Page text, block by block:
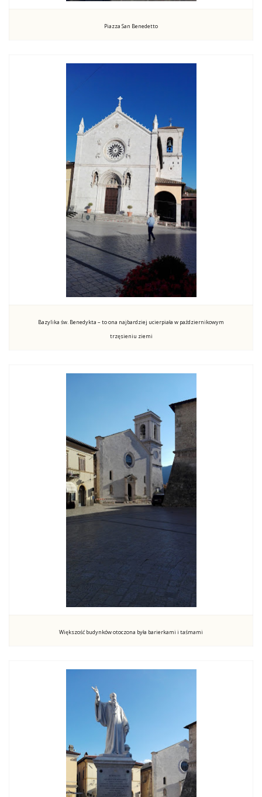
Piazza San Benedetto
Bazylika św. Benedykta – to ona najbardziej ucierpiała w październikowym
trzęsieniu ziemi
Większość budynków otoczona była barierkami i taśmami